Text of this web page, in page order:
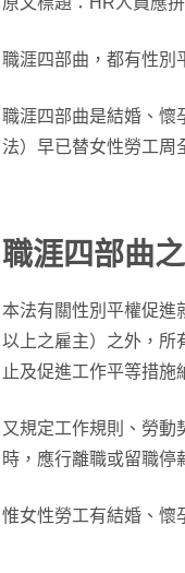
職涯四部曲，都有性別
職涯四部曲是結婚、懷
法）早已替女性勞工周
職涯四部曲
本法有關性別平權促進
以上之雇主）之外，所
止及促進工作平等措施
又規定工作規則、勞動
時，應行離職或留職停
惟女性勞工有結婚、懷